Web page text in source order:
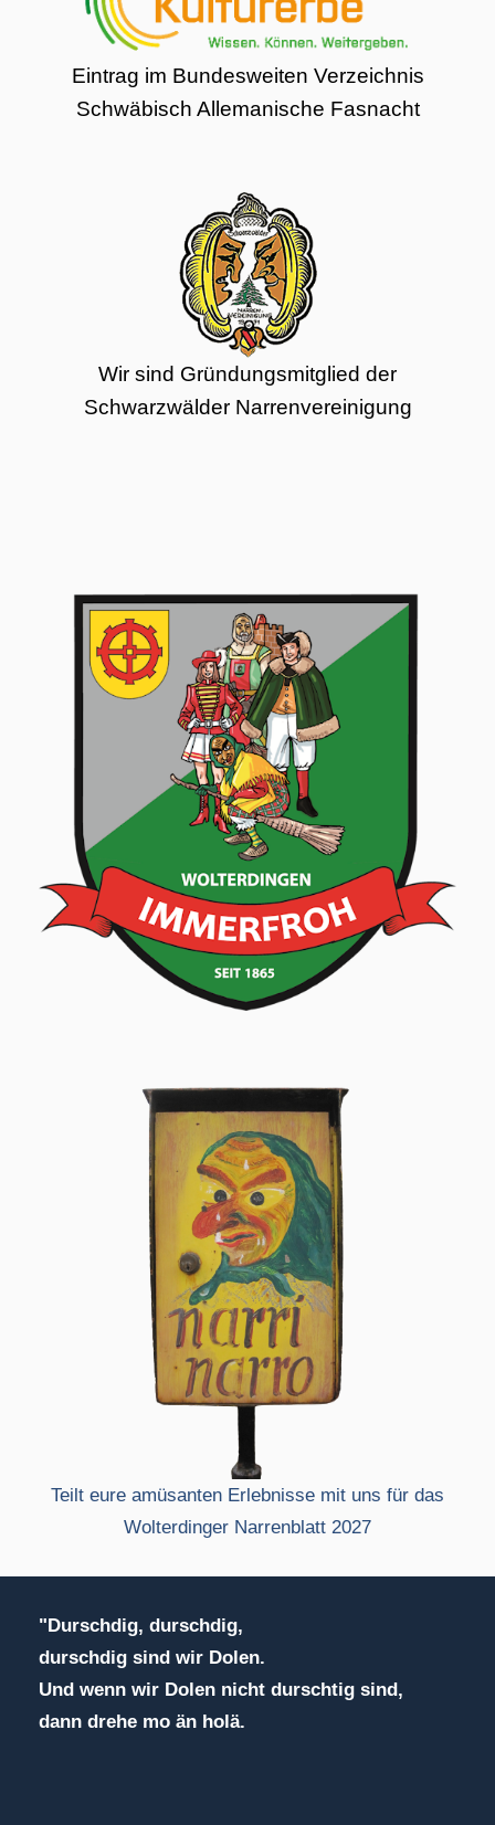
Teilt eure amüsanten Erlebnisse mit uns für das
Wolterdinger Narrenblatt 2027
Eintrag im Bundesweiten Verzeichnis
Schwäbisch Allemanische Fasnacht
Wir sind Gründungsmitglied der
Schwarzwälder Narrenvereinigung
"Durschdig, durschdig,
durschdig sind wir Dolen.
Und wenn wir Dolen nicht durschtig sind,
dann drehe mo än holä.